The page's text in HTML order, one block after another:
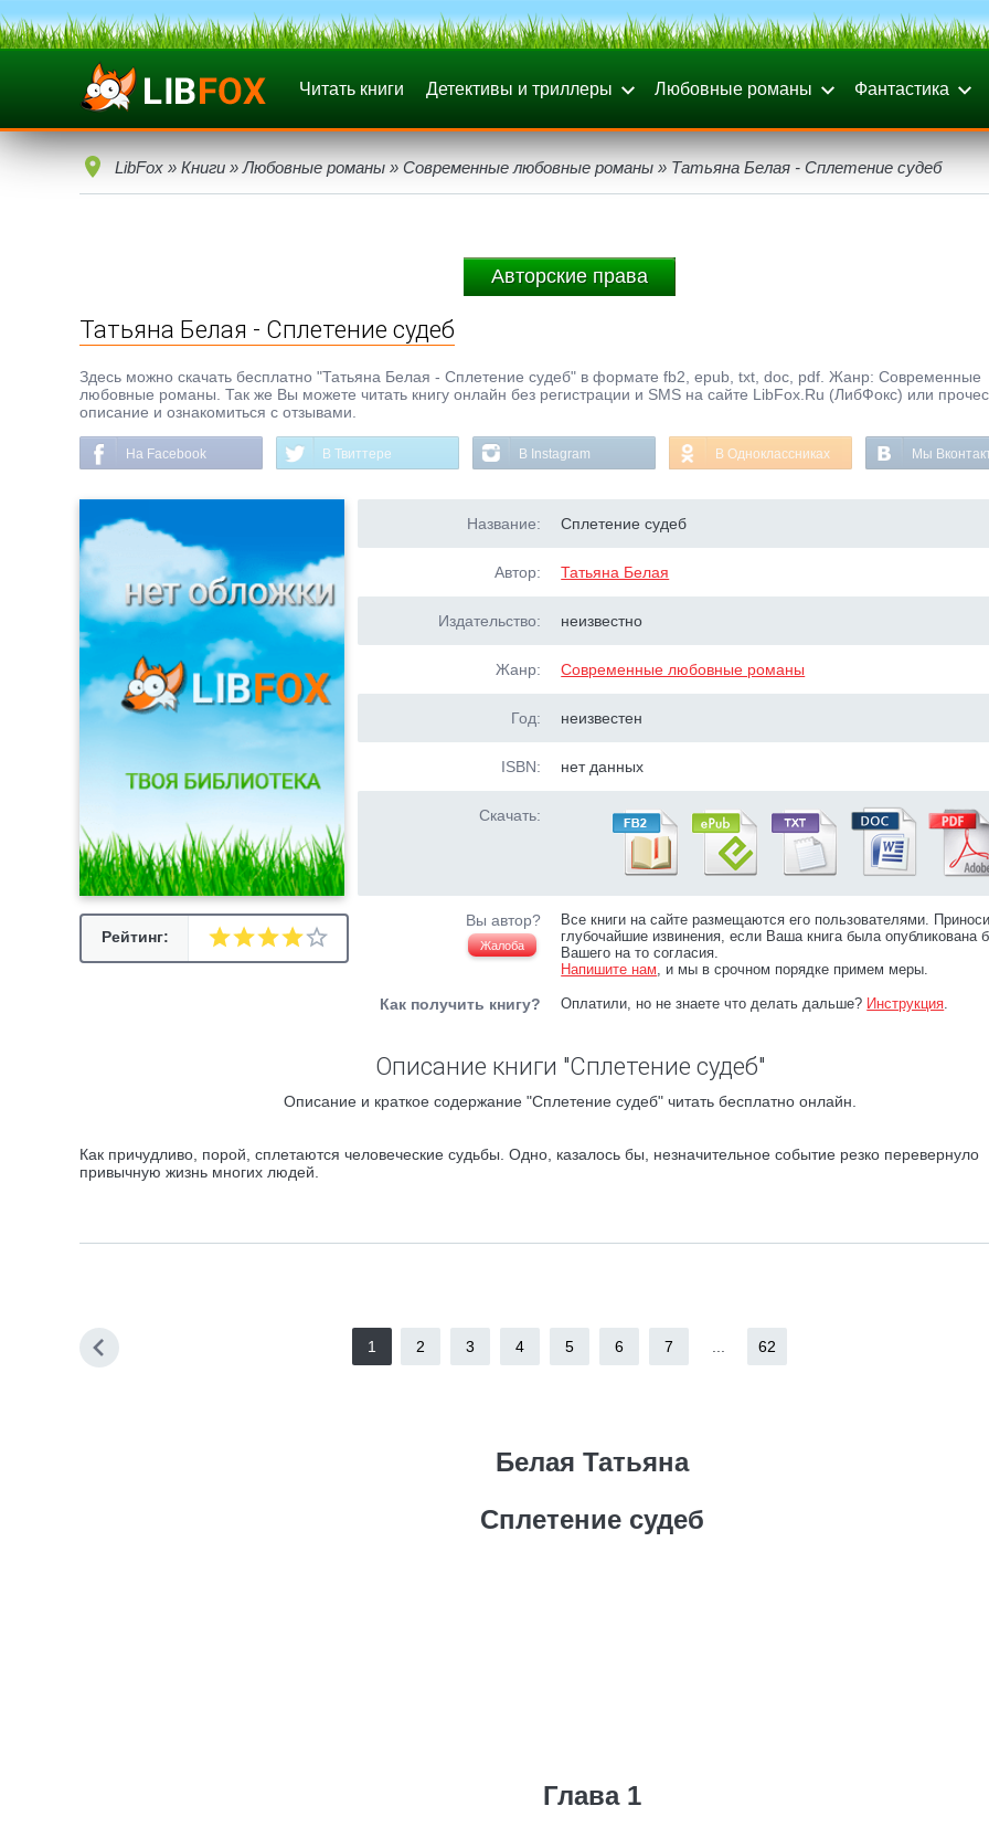
Читать книги Детективы и триллеры Любовные романы Фантастика
LibFox » Книги » Любовные романы » Современные любовные романы » Татьяна Белая - Сплетение судеб
Авторские права
Татьяна Белая - Сплетение судеб
Здесь можно скачать бесплатно "Татьяна Белая - Сплетение судеб" в формате fb2, epub, txt, doc, pdf. Жанр: Современные
любовные романы. Так же Вы можете читать книгу онлайн без регистрации и SMS на сайте LibFox.Ru (ЛибФокс) или
описание и ознакомиться с отзывами.
На Facebook В Твиттере В Instagram В Одноклассниках Мы
Рейтинг:
Название: Сплетение судеб
Автор: Татьяна Белая
Издательство: неизвестно
Жанр: Современные любовные романы
Год: неизвестен
ISBN: нет данных
Скачать:
Вы автор?
Жалоба
Все книги на сайте размещаются его пользователями.
глубочайшие извинения, если Ваша книга была опубликована
Вашего на то согласия.
Напишите нам, и мы в срочном порядке примем меры.
Как получить книгу? Оплатили, но не знаете что делать дальше? Инструкция.
Описание книги "Сплетение судеб"
Описание и краткое содержание "Сплетение судеб" читать бесплатно онлайн.
Как причудливо, порой, сплетаются человеческие судьбы. Одно, казалось бы, незначительное событие резко перевернуло
привычную жизнь многих людей.
1 2 3 4 5 6 7 62
Белая Татьяна
Сплетение судеб
Глава 1